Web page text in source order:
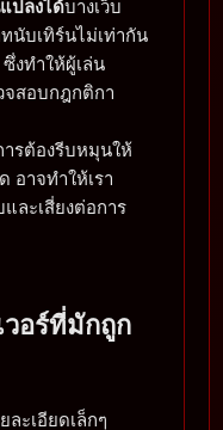
ปลงได้บางเว็บ
นับเทิร์นไม่เท่ากัน
งทำให้ผู้เล่น
สอบกฎกติกา
ารต้องรีบหมุนให้
อาจทำให้เรา
ละเสี่ยงต่อการ
อร์ที่มักถูก
ะเอียดเล็กๆ